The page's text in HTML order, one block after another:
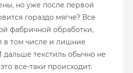
но уже после первой
гораздо мягче? Все
фабричной обработки,
в том числе и лишние
дальше текстиль обычно не
все-таки происходит.